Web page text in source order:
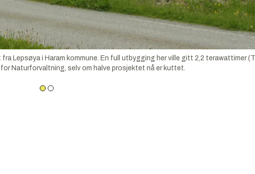
Lepsøya i Haram kommune. En full utbygging her ville gitt 2,2 terawattimer
Naturforvaltning, selv om halve prosjektet nå er kuttet.